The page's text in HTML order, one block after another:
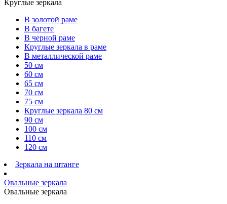
Круглые зеркала
В золотой раме
В багете
В черной раме
Круглые зеркала в раме
В металлической раме
50 см
60 см
65 см
70 см
75 см
Круглые зеркала 80 см
90 см
100 см
110 см
120 см
Зеркала на штанге
Овальные зеркала
Овальные зеркала